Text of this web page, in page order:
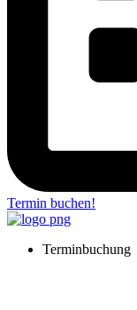
Termin buchen!
Terminbuchung